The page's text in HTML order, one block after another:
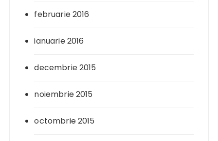
februarie 2016
ianuarie 2016
decembrie 2015
noiembrie 2015
octombrie 2015